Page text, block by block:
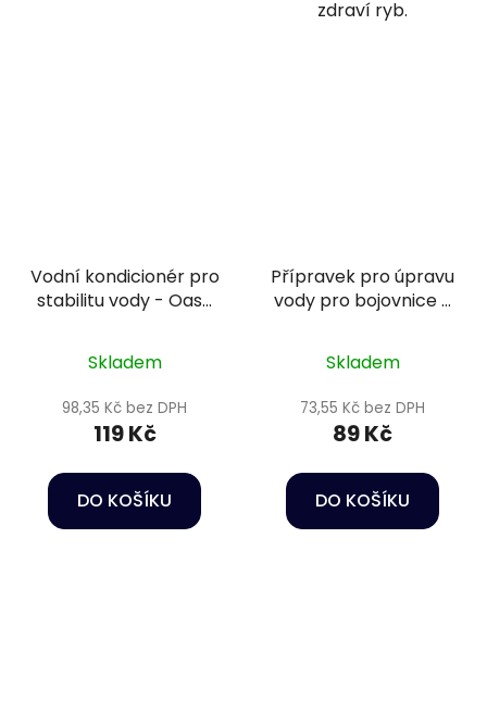
zdraví ryb.
Vodní kondicionér pro
stabilitu vody - Oase
Skladem
98,35 Kč bez DPH
119 Kč
DO KOŠÍKU
Přípravek pro úpravu
vody pro bojovnice -
Skladem
73,55 Kč bez DPH
89 Kč
DO KOŠÍKU